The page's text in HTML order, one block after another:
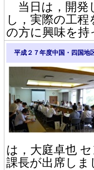
当日は，開発
し，実際の工
の方に興味を
平成２７年度中国・四国地
は，大庭卓也
課長が出席しま